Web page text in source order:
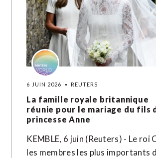
6 JUIN 2026 REUTERS
La famille royale britannique
réunie pour le mariage du fils
princesse Anne
KEMBLE, 6 juin (Reuters) - Le roi
les membres les plus importants